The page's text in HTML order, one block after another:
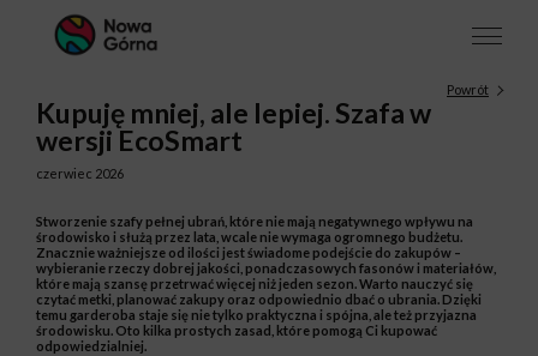
Powrót
Kupuję mniej, ale lepiej. Szafa w
wersji EcoSmart
czerwiec 2026
Stworzenie szafy pełnej ubrań, które nie mają negatywnego wpływu na
środowisko i służą przez lata, wcale nie wymaga ogromnego budżetu.
Znacznie ważniejsze od ilości jest świadome podejście do zakupów –
wybieranie rzeczy dobrej jakości, ponadczasowych fasonów i materiałów,
które mają szansę przetrwać więcej niż jeden sezon. Warto nauczyć się
czytać metki, planować zakupy oraz odpowiednio dbać o ubrania. Dzięki
temu garderoba staje się nie tylko praktyczna i spójna, ale też przyjazna
środowisku. Oto kilka prostych zasad, które pomogą Ci kupować
odpowiedzialniej.